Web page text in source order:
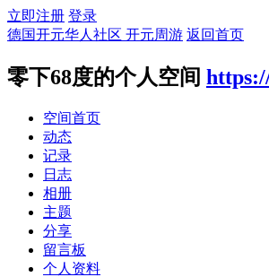
立即注册 登录
德国开元华人社区 开元周游 返回首页
零下68度的个人空间
空间首页
动态
记录
日志
相册
主题
分享
留言板
个人资料